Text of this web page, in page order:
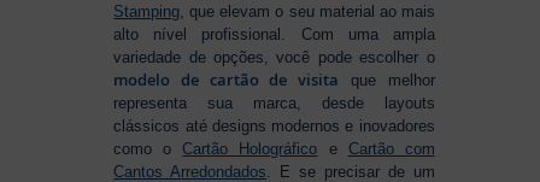
Stamping , que elevam o seu material ao mais
alto nível profissional. Com uma ampla
variedade de opções, você pode escolher o
modelo de cartão de visita que melhor
representa sua marca, desde layouts
clássicos até designs modernos e inovadores
como oCartão Holográfico e Cartão com
Cantos Arredondados . E se precisar de um